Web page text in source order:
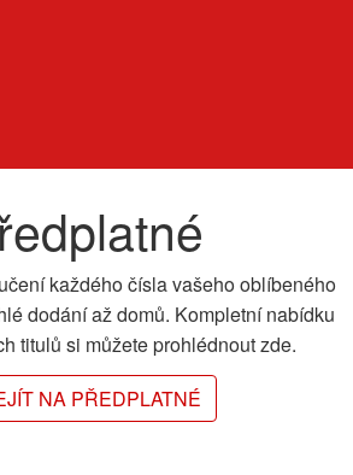
každého čísla vašeho oblíbeného
dodání až domů. Kompletní nabídku
titulů si můžete prohlédnout zde.
NA PŘEDPLATNÉ